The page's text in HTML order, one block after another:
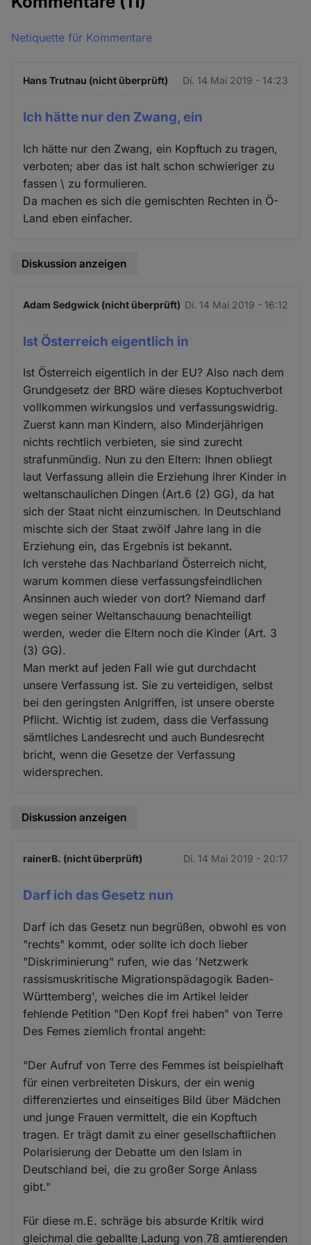
Netiquette für Kommentare
Hans Trutnau (nicht überprüft) Di. 14 Mai 2019 - 14:23
Ich hätte nur den Zwang, ein
Ich hätte nur den Zwang, ein Kopftuch zu tragen,
verboten; aber das ist halt schon schwieriger zu
fassen \ zu formulieren.
Da machen es sich die gemischten Rechten in Ö-
Land eben einfacher.
Diskussion anzeigen
Adam Sedgwick (nicht überprüft) Di. 14 Mai 2019 - 16:12
Ist Österreich eigentlich in
Ist Österreich eigentlich in der EU? Also nach dem
Grundgesetz der BRD wäre dieses Koptuchverbot
vollkommen wirkungslos und verfassungswidrig.
Zuerst kann man Kindern, also Minderjährigen
nichts rechtlich verbieten, sie sind zurecht
strafunmündig. Nun zu den Eltern: Ihnen obliegt
laut Verfassung allein die Erziehung ihrer Kinder in
weltanschaulichen Dingen (Art.6 (2) GG), da hat
sich der Staat nicht einzumischen. In Deutschland
mischte sich der Staat zwölf Jahre lang in die
Erziehung ein, das Ergebnis ist bekannt.
Ich verstehe das Nachbarland Österreich nicht,
warum kommen diese verfassungsfeindlichen
Ansinnen auch wieder von dort? Niemand darf
wegen seiner Weltanschauung benachteiligt
werden, weder die Eltern noch die Kinder (Art. 3
(3) GG).
Man merkt auf jeden Fall wie gut durchdacht
unsere Verfassung ist. Sie zu verteidigen, selbst
bei den geringsten Anlgriffen, ist unsere oberste
Pflicht. Wichtig ist zudem, dass die Verfassung
sämtliches Landesrecht und auch Bundesrecht
bricht, wenn die Gesetze der Verfassung
widersprechen.
Diskussion anzeigen
rainerB. (nicht überprüft) Di. 14 Mai 2019 - 20:17
Darf ich das Gesetz nun
Darf ich das Gesetz nun begrüßen, obwohl es von
"rechts" kommt, oder sollte ich doch lieber
"Diskriminierung" rufen, wie das 'Netzwerk
rassismuskritische Migrationspädagogik Baden-
Württemberg', welches die im Artikel leider
fehlende Petition "Den Kopf frei haben" von Terre
Des Femes ziemlich frontal angeht:
"Der Aufruf von Terre des Femmes ist beispielhaft
für einen verbreiteten Diskurs, der ein wenig
differenziertes und einseitiges Bild über Mädchen
und junge Frauen vermittelt, die ein Kopftuch
tragen. Er trägt damit zu einer gesellschaftlichen
Polarisierung der Debatte um den Islam in
Deutschland bei, die zu großer Sorge Anlass
gibt."
Für diese m.E. schräge bis absurde Kritik wird
gleichmal die geballte Ladung von 78 amtierenden